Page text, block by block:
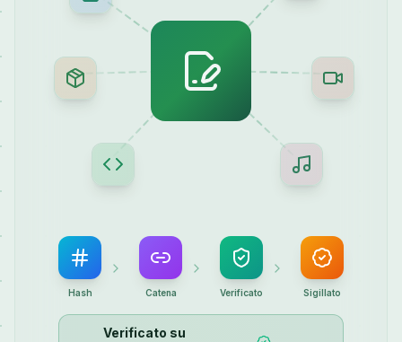
Hash Catena Verificato Sigillato
Verificato su